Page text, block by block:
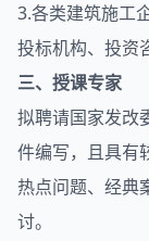
3.各类建筑施工
投标机构、投资
三、授课专家
拟聘请国家发改
件编写，且具有
热点问题、经典
讨。